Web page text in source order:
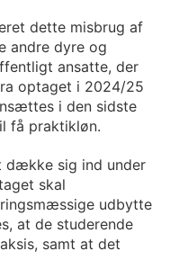
dette misbrug af
andre dyre og
ansatte, der
optaget i 2024/25
i den sidste
få praktikløn.
dække sig ind under
skal
udbytte
at de studerende
samt at det